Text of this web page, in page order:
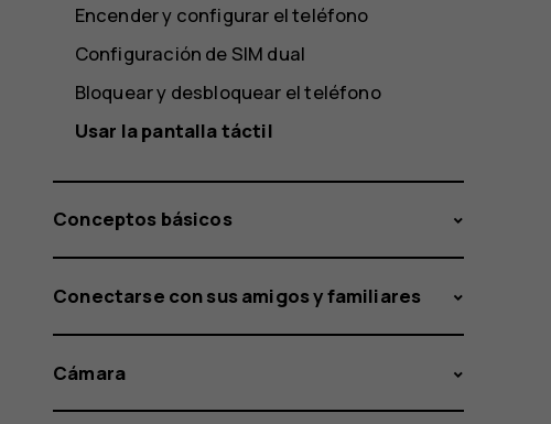
Encender y configurar el teléfono
Configuración de SIM dual
Bloquear y desbloquear el teléfono
Usar la pantalla táctil
Conceptos básicos
Conectarse con sus amigos y familiares
Cámara